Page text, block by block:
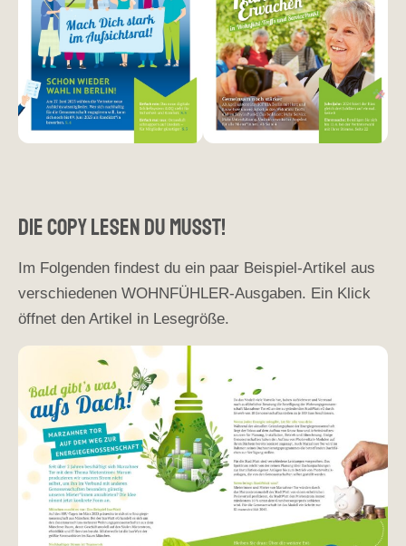
Die Copy lesen du musst!
Im Folgenden findest du ein paar Beispiel-Artikel aus
verschiedenen WOHNFÜHLER-Ausgaben. Ein Klick
öffnet den Artikel in Lesegröße.